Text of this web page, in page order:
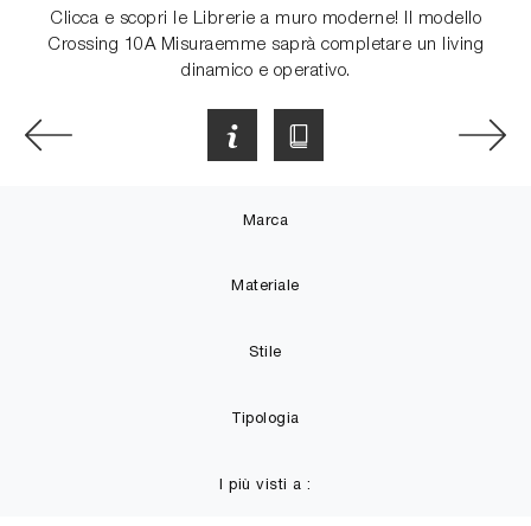
Clicca e scopri le Librerie a muro moderne! Il modello
Crossing 10A Misuraemme saprà completare un living
dinamico e operativo.
Marca
Materiale
Stile
Tipologia
I più visti a :